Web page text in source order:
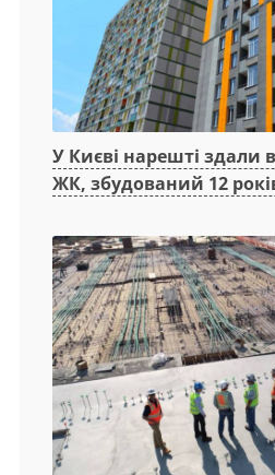
У Києві нарешті здали
ЖК, збудований 12